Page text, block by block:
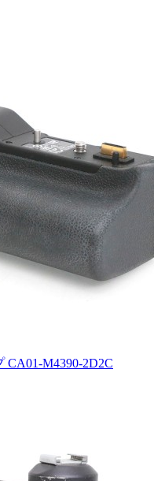
CA01-M4390-2D2C